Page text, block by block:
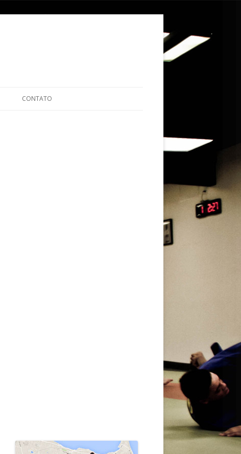
CONTATO